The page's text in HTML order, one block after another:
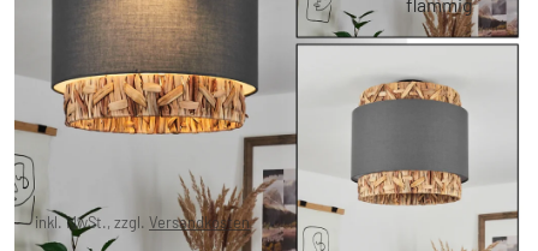
Marieux Deckenleuchte Schwarz, 2-
flammig
inkl. MwSt., zzgl. Versandkosten